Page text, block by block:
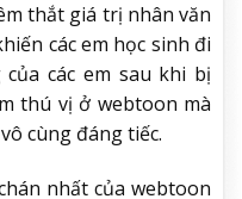
thắt giá trị nhân văn
các em học sinh đi
các em sau khi bị
thú vị ở webtoon mà
cùng đáng tiếc.
nhất của webtoon